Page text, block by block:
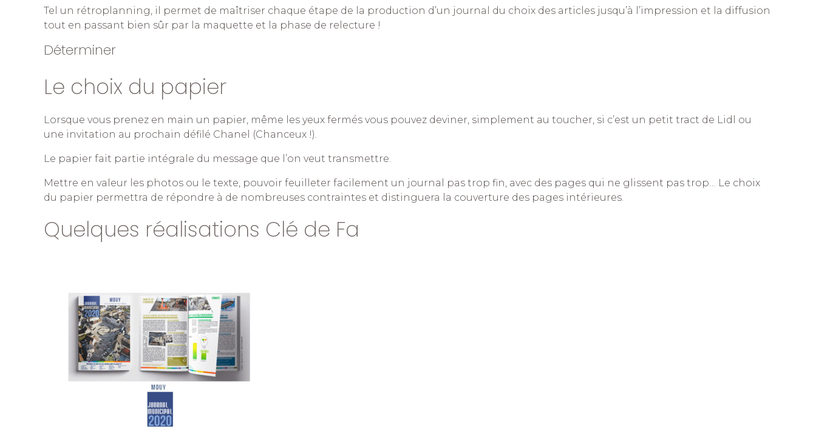
Tel un rétroplanning, il permet de maîtriser chaque étape de la production d’un journal du choix des articles jusqu’à l’impression et la diffusion
tout en passant bien sûr par la maquette et la phase de relecture !
Déterminer
Le choix du papier
Lorsque vous prenez en main un papier, même les yeux fermés vous pouvez deviner, simplement au toucher, si c’est un petit tract de Lidl ou
une invitation au prochain défilé Chanel (Chanceux !).
Le papier fait partie intégrale du message que l’on veut transmettre.
Mettre en valeur les photos ou le texte, pouvoir feuilleter facilement un journal pas trop fin, avec des pages qui ne glissent pas trop… Le choix
du papier permettra de répondre à de nombreuses contraintes et distinguera la couverture des pages intérieures.
Quelques réalisations Clé de Fa